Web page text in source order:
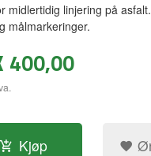
midlertidig linjering på
målmarkeringer.
400,00
Kjøp